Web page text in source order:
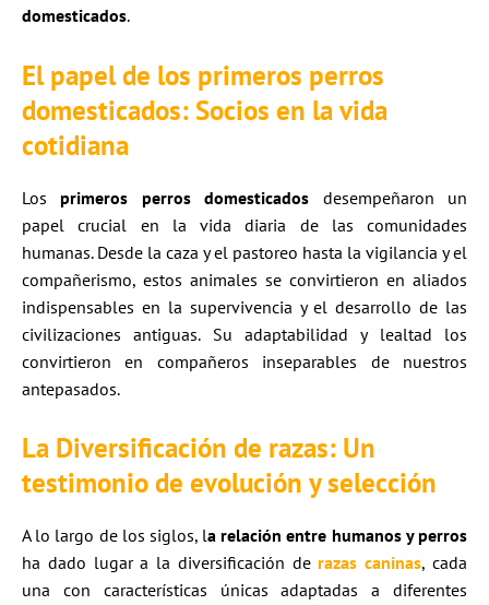
domesticados.
El papel de los primeros perros
domesticados: Socios en la vida
cotidiana
Losprimeros perros domesticados desempeñaron un
papel crucial en la vida diaria de las comunidades
humanas. Desde la caza y el pastoreo hasta la vigilancia y el
compañerismo, estos animales se convirtieron en aliados
indispensables en la supervivencia y el desarrollo de las
civilizaciones antiguas. Su adaptabilidad y lealtad los
convirtieron en compañeros inseparables de nuestros
antepasados.
La Diversificación de razas: Un
testimonio de evolución y selección
A lo largo de los siglos, la relación entre humanos y perros
ha dado lugar a la diversificación derazas caninas, cada
una con características únicas adaptadas a diferentes